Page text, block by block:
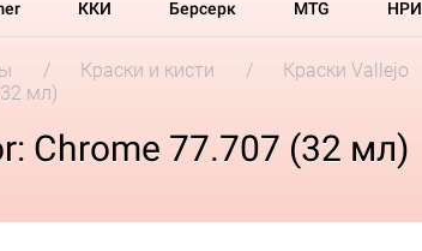
ККИ Берсерк MTG НРИ
Краски и кисти Краски Vallejo
мл)
Chrome 77.707 (32 мл)